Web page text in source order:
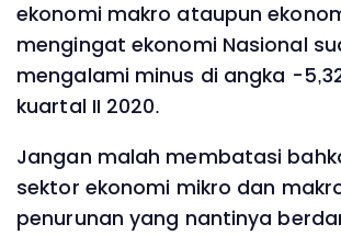
ekonomi makro ataupun
mengingat ekonomi Nasional
mengalami minus di angka -
kuartal II 2020.
Jangan malah membatasi
sektor ekonomi mikro dan
penurunan yang nantinya